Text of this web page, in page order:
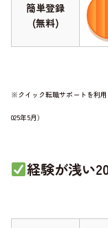
簡単登録
(無料)
※クイック転職サポートを利用
025年5月）
経験が浅い